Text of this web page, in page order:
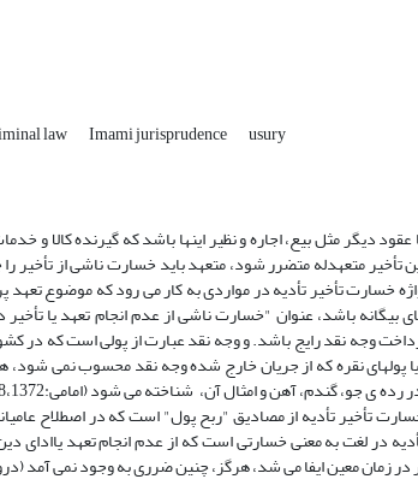
law Imami jurisprudence usury
دیگر مثل بیع، اجاره و نظیر اینها باشد که گیرنده کالا و
متعهدله متضرر شود، متعهد باید خسارت ناشی از تأخیر
خسارت تأخیر تأدیه در مواردی به کار می رود که موضوع
باشد، عنوان "خسارت ناشی از عدم انجام تعهد یا تأخیر
وجه نقد رایج باشد. و وجه نقد عبارت از پولى است که در
پولهاى نقره که از جریان خارج شده وجه نقد محسوب نمی
تأخیر تأدیه از مصادیق "ربح پول" است که در اصطلاح
(جعفری لنگرودی: 1362 ،260) خسارت تأخیر تأدیه در لغت به معنی خسارتی است که از عدم
معین ایفا می شد، هرگز، چنین ضرری به وجود نمی آمد (درویشی: